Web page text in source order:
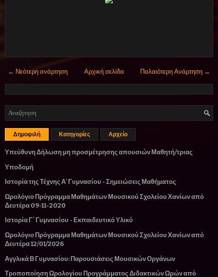
← Νεότερη ανάρτηση Παλαιότερη Ανάρτηση →
Αρχική σελίδα
Δημοφιλή Κατηγορίες Αρχείο
Υπεύθυνη Δήλωση μη προσμέτρησης απουσιών Μαθητή/τριας
Υποδομή
Ιστορία της Τέχνης Α' Γυμνασίου - Σημειώσεις Μαθήματος
Ωρολόγιο Πρόγραμμα Μαθημάτων Μουσικού Σχολείου Χανίων από
Δευτέρα 09-11-2020
Ιστορία Γ΄ Γυμνασίου - Εκπαιδευτικό Υλικό
Ωρολόγιο Πρόγραμμα Μαθημάτων Μουσικού Σχολείου Χανίων από
Δευτέρα 12/01/2026
Αγγλικά Β Γυμνασίου: Παρουσιάσεις Μουσικών Οργάνων
Τροποποίηση Ωρολογίου Προγράμματος Διδακτικών Ωρών από